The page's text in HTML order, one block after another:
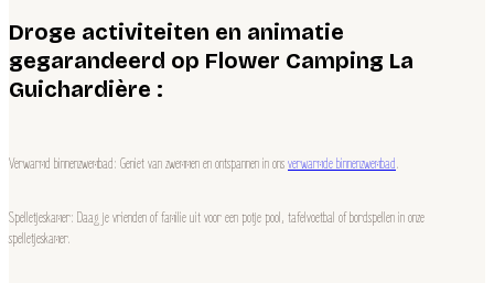
Droge activiteiten en animatie
gegarandeerd op Flower Camping La
Guichardière :
Verwarmd binnenzwembad: Geniet van zwemmen en ontspannen in onsverwarmde binnenzwembad.
Spelletjeskamer: Daag je vrienden of familie uit voor een potje pool, tafelvoetbal of bordspellen in onze
spelletjeskamer.